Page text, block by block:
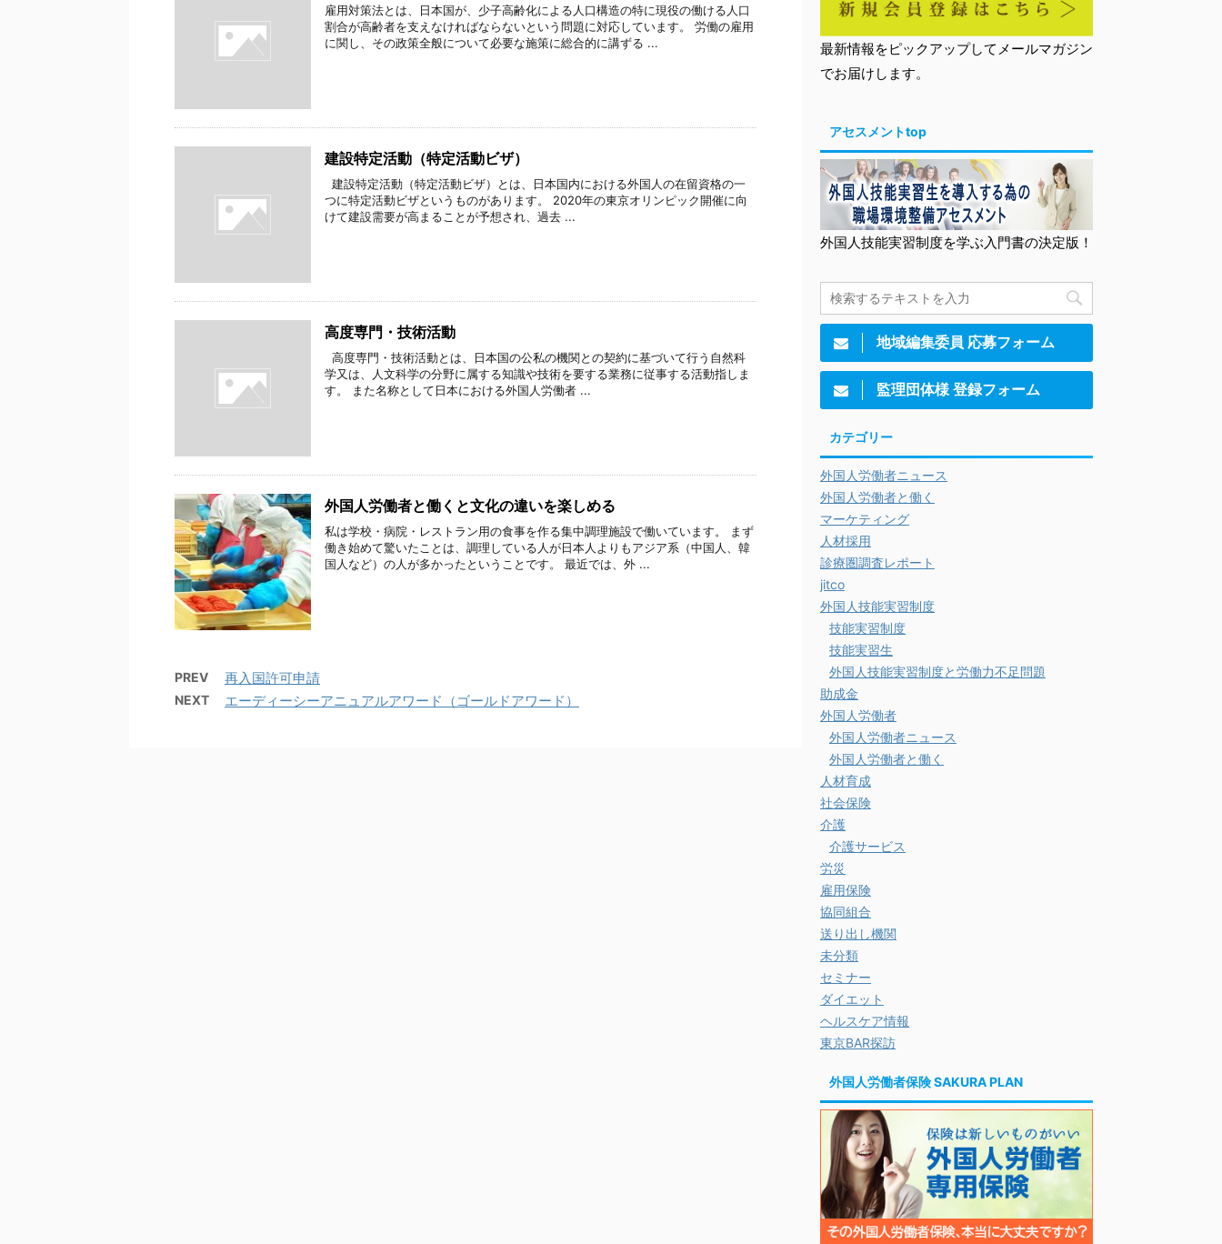
雇用対策法とは、日本国が、少子高齢化による人口構造の特に現役の働ける人口
割合が高齢者を支えなければならないという問題に対応しています。 労働の雇用
に関し、その政策全般について必要な施策に総合的に講ずる ...
建設特定活動（特定活動ビザ）
建設特定活動（特定活動ビザ）とは、日本国内における外国人の在留資格の一
つに特定活動ビザというものがあります。 2020年の東京オリンピック開催に向
けて建設需要が高まることが予想され、過去 ...
高度専門・技術活動
高度専門・技術活動とは、日本国の公私の機関との契約に基づいて行う自然科
学又は、人文科学の分野に属する知識や技術を要する業務に従事する活動指しま
す。 また名称として日本における外国人労働者 ...
外国人労働者と働くと文化の違いを楽しめる
私は学校・病院・レストラン用の食事を作る集中調理施設で働いています。 まず
働き始めて驚いたことは、調理している人が日本人よりもアジア系（中国人、韓
国人など）の人が多かったということです。 最近では、外 ...
PREV 再入国許可申請
NEXT エーディーシーアニュアルアワード（ゴールドアワード）
最新情報をピックアップしてメールマガジン
でお届けします。
アセスメントtop
外国人技能実習制度を学ぶ入門書の決定版！
地域編集委員 応募フォーム
監理団体様 登録フォーム
カテゴリー
外国人労働者ニュース
外国人労働者と働く
マーケティング
人材採用
診療圏調査レポート
jitco
外国人技能実習制度
技能実習制度
技能実習生
外国人技能実習制度と労働力不足問題
助成金
外国人労働者
外国人労働者ニュース
外国人労働者と働く
人材育成
社会保険
介護
介護サービス
労災
雇用保険
協同組合
送り出し機関
未分類
セミナー
ダイエット
ヘルスケア情報
東京BAR探訪
外国人労働者保険 SAKURA PLAN